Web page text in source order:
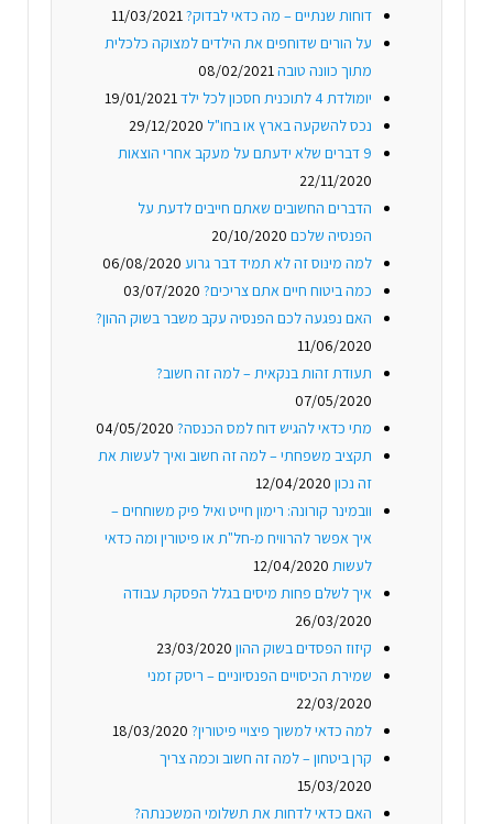
דוחות שנתיים – מה כדאי לבדוק?11/03/2021
על הורים שדוחפים את הילדים למצוקה כלכלית
מתוך כוונה טובה08/02/2021
יומולדת 4 לתוכנית חסכון לכל ילד
19/01/2021
נכס להשקעה בארץ או בחו"ל 29/12/2020
9 דברים שלא ידעתם על מעקב אחרי הוצאות
22/11/2020
הדברים החשובים שאתם חייבים לדעת על
הפנסיה שלכם 20/10/2020
למה מינוס זה לא תמיד דבר גרוע 06/08/2020
כמה ביטוח חיים אתם צריכים? 03/07/2020
האם נפגעה לכם הפנסיה עקב משבר בשוק ההון?
11/06/2020
תעודת זהות בנקאית – למה זה חשוב?
07/05/2020
מתי כדאי להגיש דוח למס הכנסה? 04/05/2020
תקציב משפחתי – למה זה חשוב ואיך לעשות את
זה נכון 12/04/2020
וובמינר קורונה: רימון חייט ואיל פיק משוחחים –
איך אפשר להרוויח מ-חל"ת או פיטורין ומה כדאי
לעשות 12/04/2020
איך לשלם פחות מיסים בגלל הפסקת עבודה
26/03/2020
קיזוז הפסדים בשוק ההון 23/03/2020
שמירת הכיסויים הפנסיוניים – ריסק זמני
22/03/2020
למה כדאי למשוך פיצויי פיטורין? 18/03/2020
קרן ביטחון – למה זה חשוב וכמה צריך
15/03/2020
האם כדאי לדחות את תשלומי המשכנתה?